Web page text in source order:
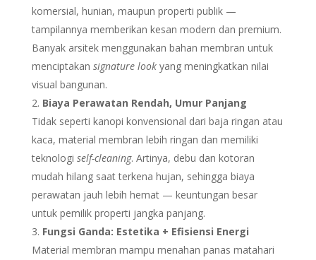
komersial, hunian, maupun properti publik —
tampilannya memberikan kesan modern dan premium.
Banyak arsitek menggunakan bahan membran untuk
menciptakan signature lookyang meningkatkan nilai
visual bangunan.
Biaya Perawatan Rendah, Umur Panjang
Tidak seperti kanopi konvensional dari baja ringan atau
kaca, material membran lebih ringan dan memiliki
teknologi self-cleaning. Artinya, debu dan kotoran
mudah hilang saat terkena hujan, sehingga biaya
perawatan jauh lebih hemat — keuntungan besar
untuk pemilik properti jangka panjang.
Fungsi Ganda: Estetika + Efisiensi Energi
Material membran mampu menahan panas matahari